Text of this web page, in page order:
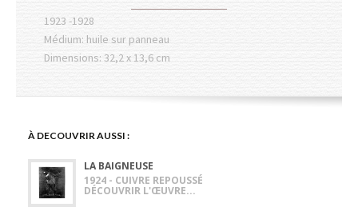
1923 -1928
Médium: huile sur panneau
Dimensions: 32,2 x 13,6 cm
À DECOUVRIR AUSSI :
LA BAIGNEUSE
1924 - CUIVRE REPOUSSÉ
DÉCOUVRIR L'ŒUVRE...